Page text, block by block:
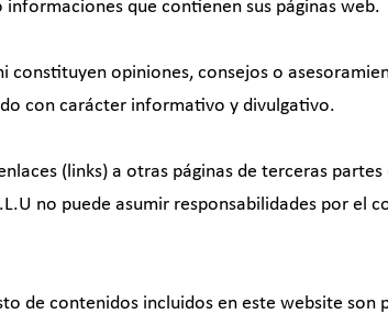
que contienen sus páginas web.
constituyen opiniones, consejos o
con carácter informativo y divulgativo.
(links) a otras páginas de terceras partes
no puede asumir responsabilidades por el
de contenidos incluidos en este website son